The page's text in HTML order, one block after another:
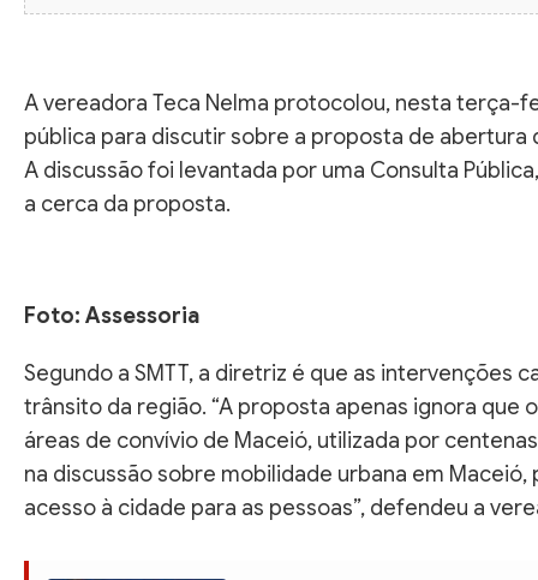
A vereadora Teca Nelma protocolou, nesta terça-
pública para discutir sobre a proposta de abertura
A discussão foi levantada por uma Consulta
a cerca da proposta.
Foto: Assessoria
Segundo a SMTT, a diretriz é que as intervenções
trânsito da região. “A proposta apenas ignora que
áreas de convívio de Maceió, utilizada por
na discussão sobre mobilidade urbana em
acesso à cidade para as pessoas”, defendeu a